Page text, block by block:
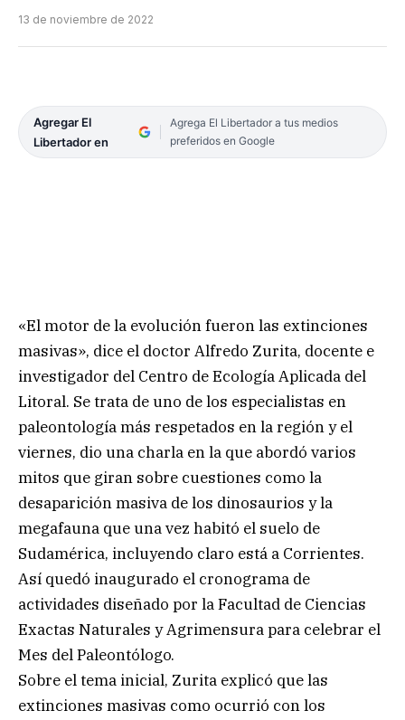
13 de noviembre de 2022
Agregar El
Libertador en
Agrega El Libertador a tus medios
preferidos en Google
«El motor de la evolución fueron las extinciones
masivas», dice el doctor Alfredo Zurita, docente e
investigador del Centro de Ecología Aplicada del
Litoral. Se trata de uno de los especialistas en
paleontología más respetados en la región y el
viernes, dio una charla en la que abordó varios
mitos que giran sobre cuestiones como la
desaparición masiva de los dinosaurios y la
megafauna que una vez habitó el suelo de
Sudamérica, incluyendo claro está a Corrientes.
Así quedó inaugurado el cronograma de
actividades diseñado por la Facultad de Ciencias
Exactas Naturales y Agrimensura para celebrar el
Mes del Paleontólogo.
Sobre el tema inicial, Zurita explicó que las
extinciones masivas como ocurrió con los